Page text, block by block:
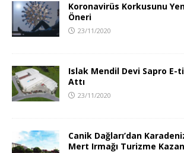
Koronavirüs Korkusunu
Öneri
23/11/2020
Islak Mendil Devi Sapro E-
Attı
23/11/2020
Canik Dağları’dan
Mert Irmağı Turizme